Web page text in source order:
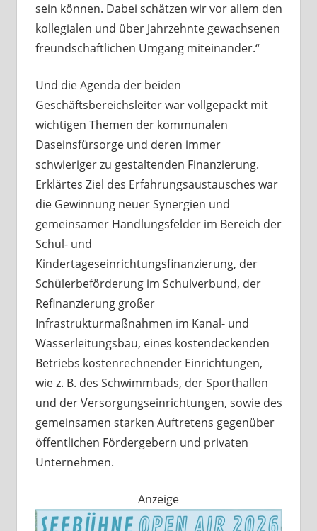
sein können. Dabei schätzen wir vor allem den
kollegialen und über Jahrzehnte gewachsenen
freundschaftlichen Umgang miteinander.“
Und die Agenda der beiden
Geschäftsbereichsleiter war vollgepackt mit
wichtigen Themen der kommunalen
Daseinsfürsorge und deren immer
schwieriger zu gestaltenden Finanzierung.
Erklärtes Ziel des Erfahrungsaustausches war
die Gewinnung neuer Synergien und
gemeinsamer Handlungsfelder im Bereich der
Schul- und
Kindertageseinrichtungsfinanzierung, der
Schülerbeförderung im Schulverbund, der
Refinanzierung großer
Infrastrukturmaßnahmen im Kanal- und
Wasserleitungsbau, eines kostendeckenden
Betriebs kostenrechnender Einrichtungen,
wie z. B. des Schwimmbads, der Sporthallen
und der Versorgungseinrichtungen, sowie des
gemeinsamen starken Auftretens gegenüber
öffentlichen Fördergebern und privaten
Unternehmen.
Anzeige